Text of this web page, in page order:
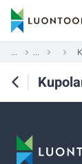
... ...